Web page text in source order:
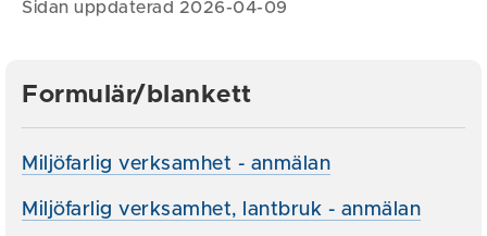
Sidan uppdaterad 2026-04-09
Formulär/blankett
Miljöfarlig verksamhet - anmälan
Miljöfarlig verksamhet, lantbruk - anmälan